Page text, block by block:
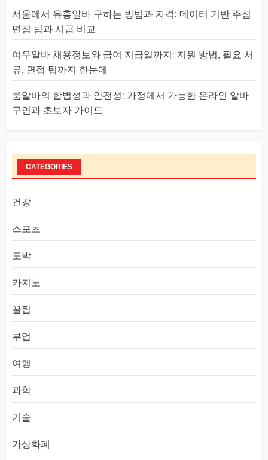
서울에서 유흥알바 구하는 방법과 자격: 데이터 기반 주점
면접 팁과 시급 비교
여우알바 채용정보와 급여 지급일까지: 지원 방법, 필요 서
류, 면접 팁까지 한눈에
룸알바의 합법성과 안전성: 가정에서 가능한 온라인 알바
구인과 초보자 가이드
CATEGORIES
건강
스포츠
도박
카지노
꿀팁
부업
여행
과학
기술
가상화폐